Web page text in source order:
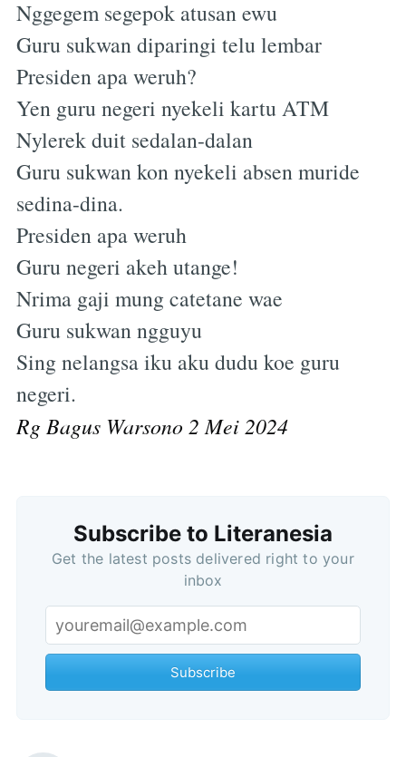
Nggegem segepok atusan ewu
Guru sukwan diparingi telu lembar
Presiden apa weruh?
Yen guru negeri nyekeli kartu ATM
Nylerek duit sedalan-dalan
Guru sukwan kon nyekeli absen muride
sedina-dina.
Presiden apa weruh
Guru negeri akeh utange!
Nrima gaji mung catetane wae
Guru sukwan ngguyu
Sing nelangsa iku aku dudu koe guru
negeri.
Rg Bagus Warsono 2 Mei 2024
Subscribe to Literanesia
Get the latest posts delivered right to your
inbox
Subscribe